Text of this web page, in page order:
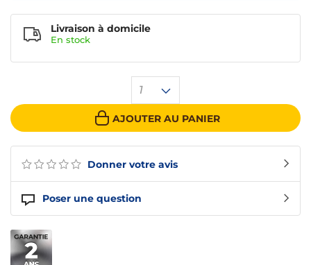
Donner votre avis
Poser une question
1
AJOUTER AU PANIER
Livraison à domicile
En stock